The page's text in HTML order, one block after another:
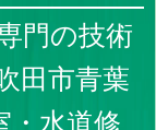
門の技術
田市青葉
・水道修